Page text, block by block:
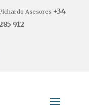
Asesores +34
912